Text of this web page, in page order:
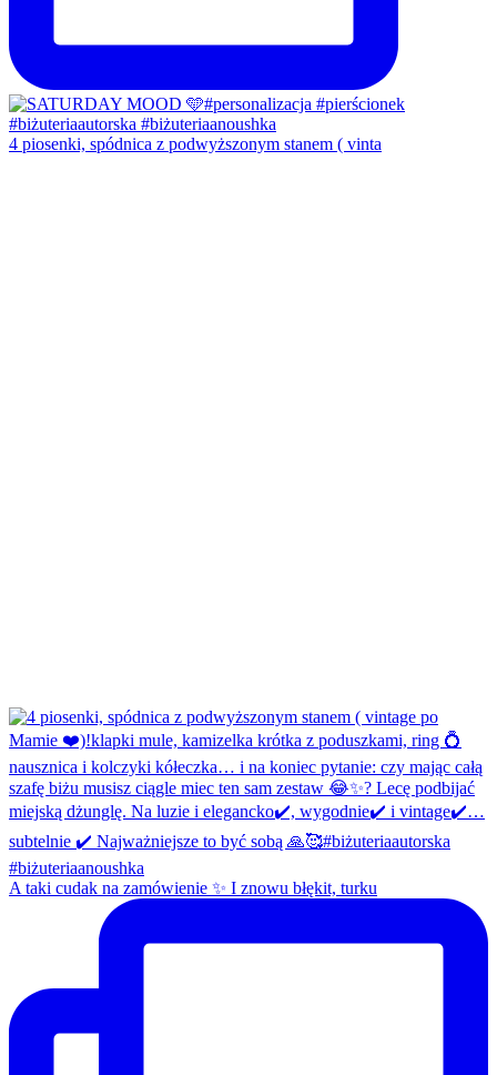
4 piosenki, spódnica z podwyższonym stanem ( vinta
A taki cudak na zamówienie ✨ I znowu błękit, turku